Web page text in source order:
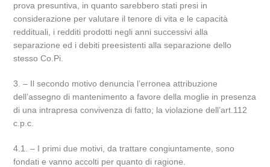
prova presuntiva, in quanto sarebbero stati presi in
considerazione per valutare il tenore di vita e le capacità
reddituali, i redditi prodotti negli anni successivi alla
separazione ed i debiti preesistenti alla separazione dello
stesso Co.Pi.
3. – Il secondo motivo denuncia l’erronea attribuzione
dell’assegno di mantenimento a favore della moglie in presenza
di una intrapresa convivenza di fatto; la violazione dell’art.112
c.p.c.
4.1. – I primi due motivi, da trattare congiuntamente, sono
fondati e vanno accolti per quanto di ragione.